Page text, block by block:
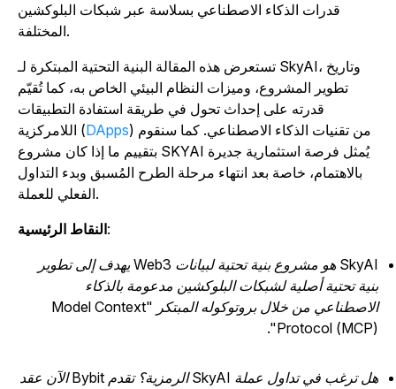
قدرات الذكاء الاصطناعي بسلاسة عبر شبكات البلوكشين
تستعرض هذه المقالة البنية التحتية المبتكرة لـ SkyAI، وتاريخ
تطوير المشروع، وميزات النظام البيئي الخاص به، كما تُقيّم
قدرته على إحداث تحول في طريقة استفادة التطبيقات
اللامركزية (DApps) من تقنيات الذكاء الاصطناعي. كما سنقوم
بتقييم ما إذا كان مشروع SKYAI يُمثل فرصة استثمارية جديرة
بالاهتمام، خاصة بعد انتهاء مرحلة الطرح المُسبق وبدء التداول
النقاط الرئيسية
‏SkyAI هو مشروع بنية تحتية لبيانات Web3 يهدف إلى تطوير
تحتية أصلية لشبكات البلوكشين مدعومة بالذكاء
الاصطناعي من خلال بروتوكوله المبتكر "Model Context
Protocol
هل ترغب في تداول عملة SkyAI الرمزية؟ تقدم Bybit الآن عقد